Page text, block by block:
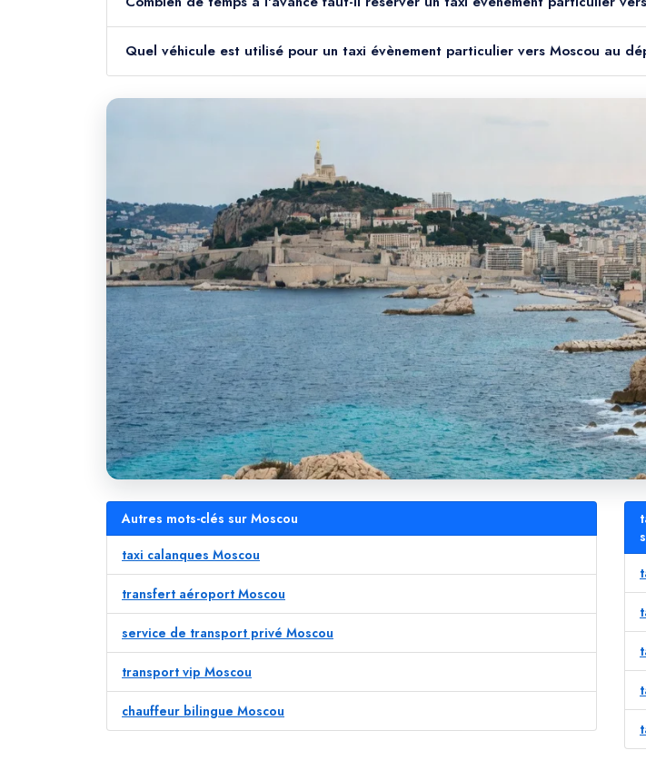
Quel véhicule est utilisé pour un taxi évènement particulier vers Moscou au
Autres mots-clés sur Moscou
taxi calanques Moscou
transfert aéroport Moscou
service de transport privé Moscou
transport vip Moscou
chauffeur bilingue Moscou